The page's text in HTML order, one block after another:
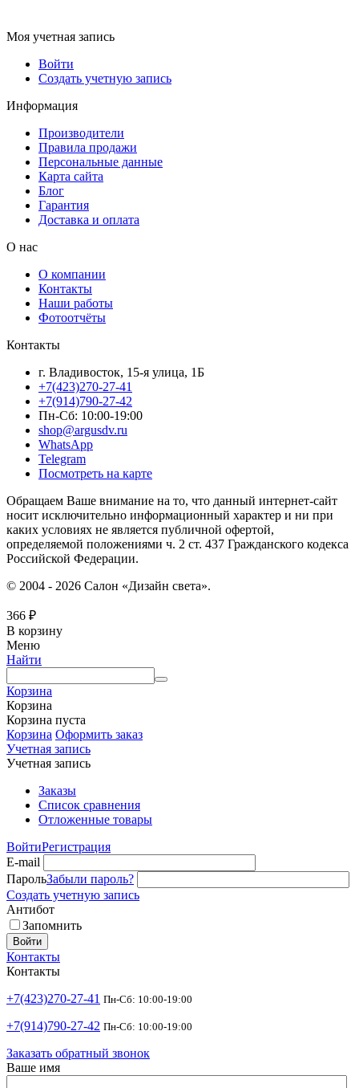
Моя учетная запись
Войти
Создать учетную запись
Информация
Производители
Правила продажи
Персональные данные
Карта сайта
Блог
Гарантия
Доставка и оплата
О нас
О компании
Контакты
Наши работы
Фотоотчёты
Контакты
г. Владивосток, 15-я улица, 1Б
+7(423)270-27-41
+7(914)790-27-42
Пн-Сб: 10:00-19:00
shop@argusdv.ru
WhatsApp
Telegram
Посмотреть на карте
Обращаем Ваше внимание на то, что данный интернет-сайт
носит исключительно информационный характер и ни при
каких условиях не является публичной офертой,
определяемой положениями ч. 2 ст. 437 Гражданского кодекса
Российской Федерации.
© 2004 - 2026 Салон «Дизайн света».
366 ₽
В корзину
Меню
Найти
Корзина
Корзина
Корзина пуста
Корзина Оформить заказ
Учетная запись
Учетная запись
Заказы
Список сравнения
Отложенные товары
ВойтиРегистрация
E-mail
ПарольЗабыли пароль?
Создать учетную запись
Антибот
Запомнить
Войти
Контакты
Контакты
+7(423)270-27-41 Пн-Сб: 10:00-19:00
+7(914)790-27-42 Пн-Сб: 10:00-19:00
Заказать обратный звонок
Ваше имя